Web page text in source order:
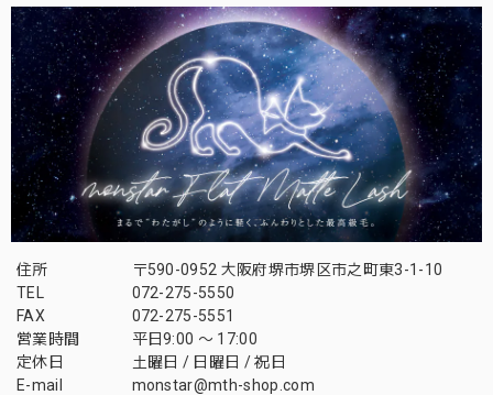
住所
〒590-0952 大阪府堺市堺区市之町東3-1-10
TEL
072-275-5550
FAX
072-275-5551
営業時間
平日9:00 〜 17:00
定休日
土曜日 / 日曜日 / 祝日
E-mail
monstar@mth-shop.com